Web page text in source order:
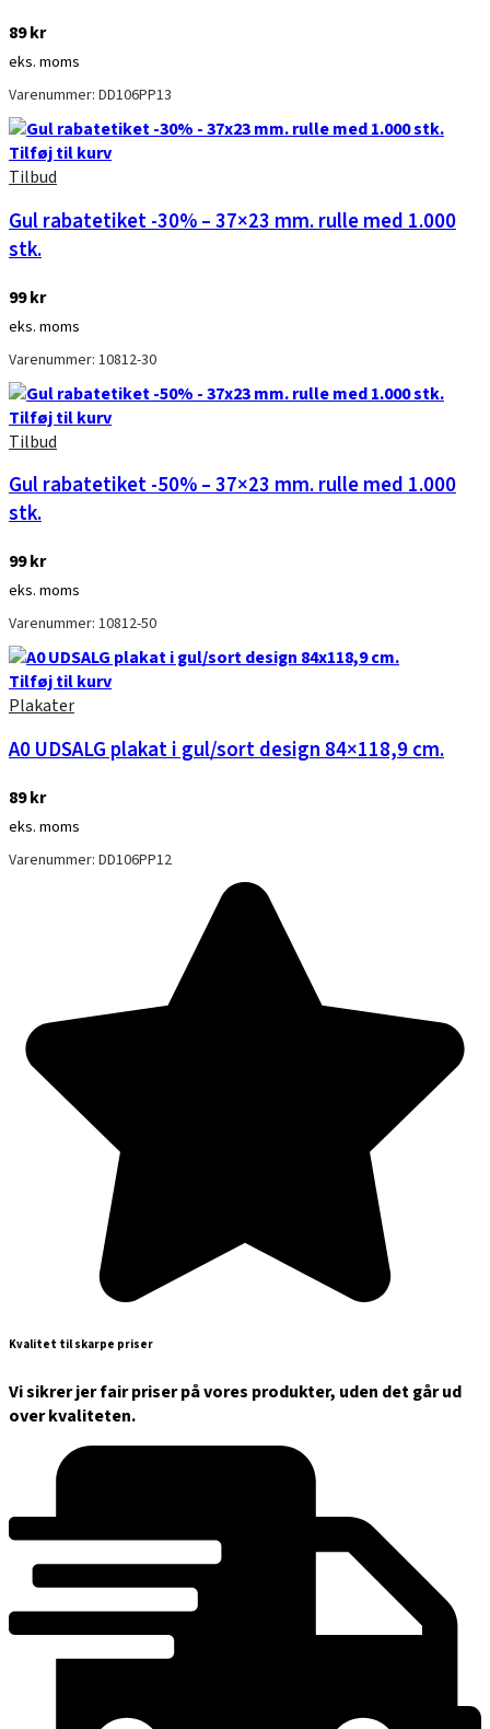
89kr
eks. moms
Varenummer: DD106PP13
Tilføj til kurv
Tilbud
Gul rabatetiket -30% – 37×23 mm. rulle med 1.000
stk.
99kr
eks. moms
Varenummer: 10812-30
Tilføj til kurv
Tilbud
Gul rabatetiket -50% – 37×23 mm. rulle med 1.000
stk.
99kr
eks. moms
Varenummer: 10812-50
Tilføj til kurv
Plakater
A0 UDSALG plakat i gul/sort design 84×118,9 cm.
89kr
eks. moms
Varenummer: DD106PP12
Kvalitet til skarpe priser
Vi sikrer jer fair priser på vores produkter, uden det går ud
over kvaliteten.